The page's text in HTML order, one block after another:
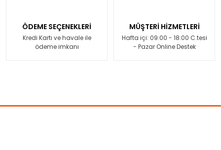
ÖDEME SEÇENEKLERİ
Kredi Kartı ve havale ile
ödeme imkanı
MÜŞTERİ HİZMETLERİ
Hafta içi: 09:00 - 18:00 C.tesi
- Pazar Online Destek